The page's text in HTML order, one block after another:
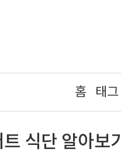
홈 태그
식단 알아보기